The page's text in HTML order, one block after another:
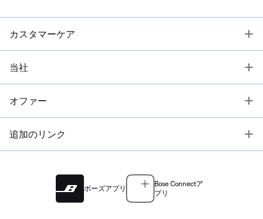
カスタマーケア
当社
オファー
追加のリンク
ボーズアプリ
Bose Connectア
プリ